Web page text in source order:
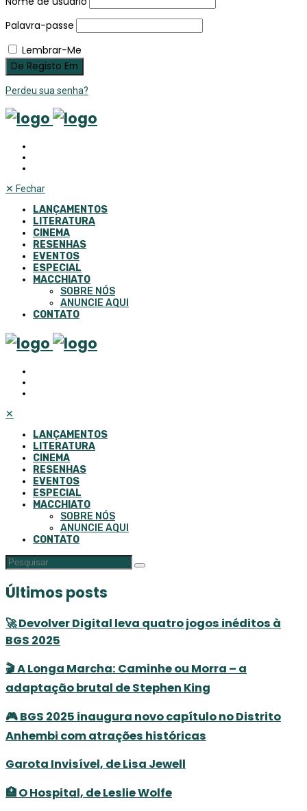
Palavra-passe
Lembrar-Me
Perdeu sua senha?
✕ Fechar
LANÇAMENTOS
LITERATURA
CINEMA
RESENHAS
EVENTOS
ESPECIAL
MACCHIATO
SOBRE NÓS
ANUNCIE AQUI
CONTATO
✕
LANÇAMENTOS
LITERATURA
CINEMA
RESENHAS
EVENTOS
ESPECIAL
MACCHIATO
SOBRE NÓS
ANUNCIE AQUI
CONTATO
Últimos posts
🚀 Devolver Digital leva quatro jogos inéditos à
BGS 2025
🎬 A Longa Marcha: Caminhe ou Morra – a
adaptação brutal de Stephen King
🎮 BGS 2025 inaugura novo capítulo no Distrito
Anhembi com atrações históricas
Garota Invisível, de Lisa Jewell
🏥 O Hospital, de Leslie Wolfe